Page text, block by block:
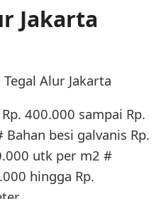
Jakarta
Alur Jakarta
400.000 sampai Rp.
besi galvanis Rp.
utk per m2 #
hingga Rp.